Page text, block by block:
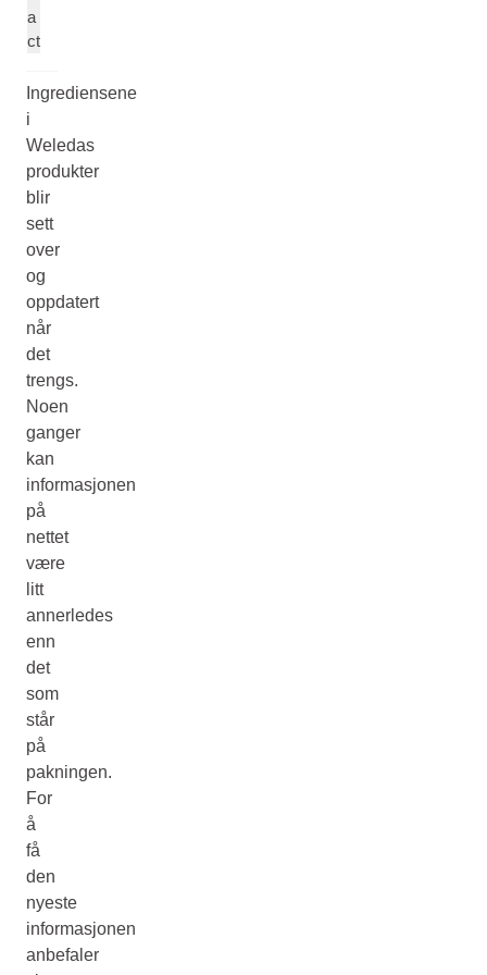
a
ct
Ingrediensene
i
Weledas
produkter
blir
sett
over
og
oppdatert
når
det
trengs.
Noen
ganger
kan
informasjonen
på
nettet
være
litt
annerledes
enn
det
som
står
på
pakningen.
For
å
få
den
nyeste
informasjonen
anbefaler